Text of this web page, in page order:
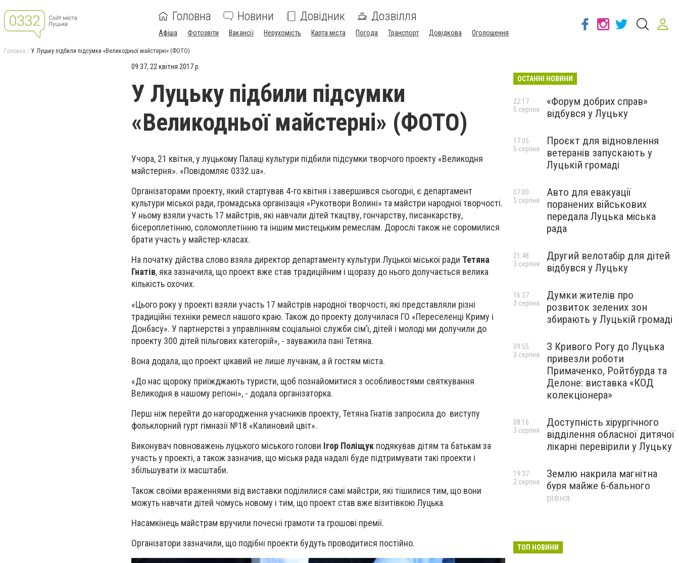
Головна Новини Довідник Дозвілля
Афіша Фотозвіти Вакансії Нерухомість Карта міста Погода Транспорт Довідкова Оголошення
Головна У Луцьку підбили підсумки «Великодньої майстерні» (ФОТО)
09:37, 22 квітня 2017 р.
У Луцьку підбили підсумки
«Великодньої майстерні» (ФОТО)
Учора, 21 квітня, у луцькому Палаці культури підбили підсумки творчого проекту «Великодня
майстерня». «Повідомляє 0332.ua».
Організаторами проекту, який стартував 4-го квітня і завершився сьогодні, є департамент
культури міської ради, громадська організація «Рукотвори Волині» та майстри народної творчості.
У ньому взяли участь 17 майстрів, які навчали дітей ткацтву, гончарству, писанкарству,
бісероплетінню, соломоплетінню та іншим мистецьким ремеслам. Дорослі також не соромилися
брати участь у майстер-класах.
На початку дійства слово взяла директор департаменту культури Луцької міської ради Тетяна
Гнатів, яка зазначила, що проект вже став традиційним і щоразу до нього долучається велика
кількість охочих.
«Цього року у проекті взяли участь 17 майстрів народної творчості, які представляли різні
традиційні техніки ремесл нашого краю. Також до проекту долучилася ГО «Переселенці Криму і
Донбасу». У партнерстві з управлінням соціальної служби сім’ї, дітей і молоді ми долучили до
проекту 300 дітей пільгових категорій», - зауважила пані Тетяна.
Вона додала, що проект цікавий не лише лучанам, а й гостям міста.
«До нас щороку приїжджають туристи, щоб познайомитися з особливостями святкування
Великодня в нашому регіоні», - додала організаторка.
Перш ніж перейти до нагородження учасників проекту, Тетяна Гнатів запросила до виступу
фольклорний гурт гімназії №18 «Калиновий цвіт».
Виконувач повноважень луцького міського голови Ігор Поліщук подякував дітям та батькам за
участь у проекті, а також зазначив, що міська рада надалі буде підтримувати такі проекти і
збільшувати їх масштаби.
Також своїми враженнями від виставки поділилися самі майстри, які тішилися тим, що вони
можуть навчати дітей чомусь новому і тим, що проект став вже візитівкою Луцька.
Насамкінець майстрам вручили почесні грамоти та грошові премії.
Організатори зазначили, що подібні проекти будуть проводитися постійно.
ОСТАННІ НОВИНИ
«Форум добрих справ»
відбувся у Луцьку
22:17
5 серпня
Проєкт для відновлення
ветеранів запускають у
Луцькій громаді
17:05
5 серпня
Авто для евакуації
поранених військових
передала Луцька міська
рада
07:00
5 серпня
Другий велотабір для дітей
відбувся у Луцьку
21:48
3 серпня
Думки жителів про
розвиток зелених зон
збирають у Луцькій громаді
16:37
3 серпня
З Кривого Рогу до Луцька
привезли роботи
Примаченко, Ройтбурда та
Делоне: виставка «КОД
колекціонера»
09:55
3 серпня
Доступність хірургічного
відділення обласної дитячої
лікарні перевірили у Луцьку
08:16
3 серпня
Землю накрила магнітна
буря майже 6-бального
рівня
19:37
2 серпня
ТОП НОВИНИ